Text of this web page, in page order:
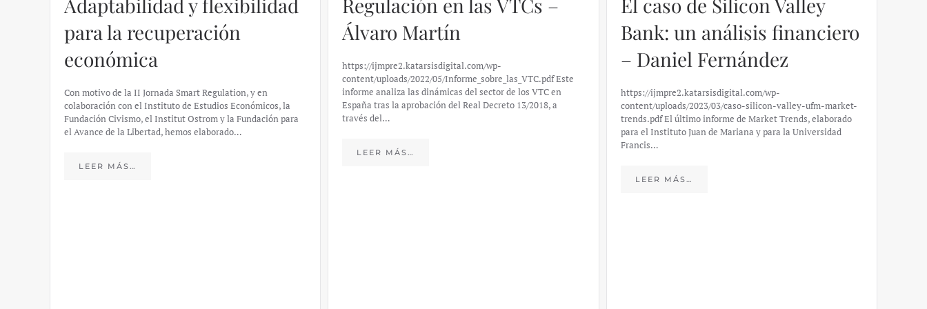
Adaptabilidad y flexibilidad
para la recuperación
económica
Con motivo de la II Jornada Smart Regulation, y en
colaboración con el Instituto de Estudios Económicos, la
Fundación Civismo, el Institut Ostrom y la Fundación para
el Avance de la Libertad, hemos elaborado…
LEER MÁS…
Regulación en las VTCs –
Álvaro Martín
https://ijmpre2.katarsisdigital.com/wp-
content/uploads/2022/05/Informe_sobre_las_VTC.pdf Este
informe analiza las dinámicas del sector de los VTC en
España tras la aprobación del Real Decreto 13/2018, a
través del…
LEER MÁS…
El caso de Silicon Valley
Bank: un análisis financiero
– Daniel Fernández
https://ijmpre2.katarsisdigital.com/wp-
content/uploads/2023/03/caso-silicon-valley-ufm-market-
trends.pdf El último informe de Market Trends, elaborado
para el Instituto Juan de Mariana y para la Universidad
Francis…
LEER MÁS…